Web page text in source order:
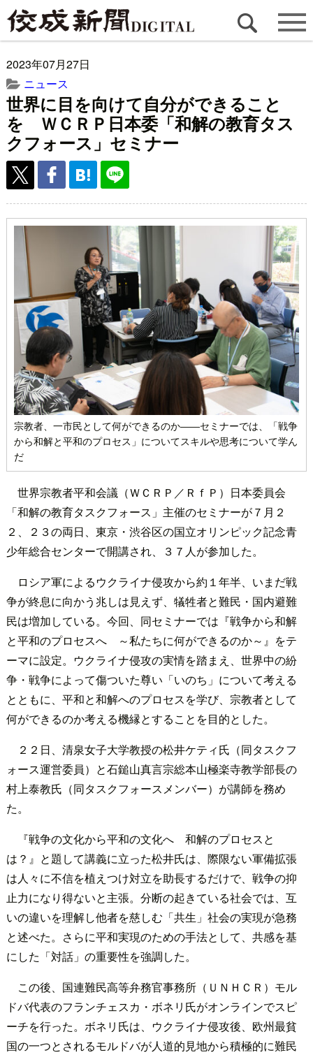
2023年07月27日
ニュース
世界に目を向けて自分ができること
を ＷＣＲＰ日本委「和解の教育タス
クフォース」セミナー
宗教者、一市民として何ができるのか――セミナーでは、「戦争
から和解と平和のプロセス」についてスキルや思考について学ん
だ
世界宗教者平和会議（ＷＣＲＰ／ＲｆＰ）日本委員会
「和解の教育タスクフォース」主催のセミナーが７月２
２、２３の両日、東京・渋谷区の国立オリンピック記念青
少年総合センターで開講され、３７人が参加した。
ロシア軍によるウクライナ侵攻から約１年半、いまだ戦
争が終息に向かう兆しは見えず、犠牲者と難民・国内避難
民は増加している。今回、同セミナーでは『戦争から和解
と平和のプロセスへ ～私たちに何ができるのか～』をテ
ーマに設定。ウクライナ侵攻の実情を踏まえ、世界中の紛
争・戦争によって傷ついた尊い「いのち」について考える
とともに、平和と和解へのプロセスを学び、宗教者として
何ができるのか考える機縁とすることを目的とした。
２２日、清泉女子大学教授の松井ケティ氏（同タスクフ
ォース運営委員）と石鎚山真言宗総本山極楽寺教学部長の
村上泰教氏（同タスクフォースメンバー）が講師を務め
た。
『戦争の文化から平和の文化へ 和解のプロセスと
は？』と題して講義に立った松井氏は、際限ない軍備拡張
は人々に不信を植えつけ対立を助長するだけで、戦争の抑
止力になり得ないと主張。分断の起きている社会では、互
いの違いを理解し他者を慈しむ「共生」社会の実現が急務
と述べた。さらに平和実現のための手法として、共感を基
にした「対話」の重要性を強調した。
この後、国連難民高等弁務官事務所（ＵＮＨＣＲ）モル
ドバ代表のフランチェスカ・ボネリ氏がオンラインでスピ
ーチを行った。ボネリ氏は、ウクライナ侵攻後、欧州最貧
国の一つとされるモルドバが人道的見地から積極的に難民